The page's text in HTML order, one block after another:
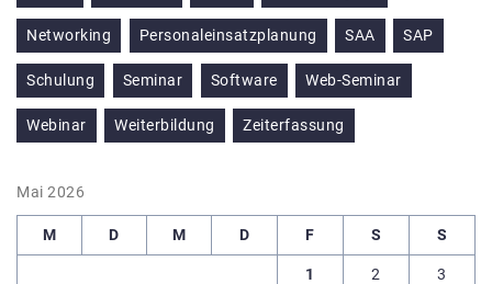
Networking Personaleinsatzplanung SAA SAP
Schulung Seminar Software Web-Seminar
Webinar Weiterbildung Zeiterfassung
Mai 2026
M D M D F S S
1 2 3